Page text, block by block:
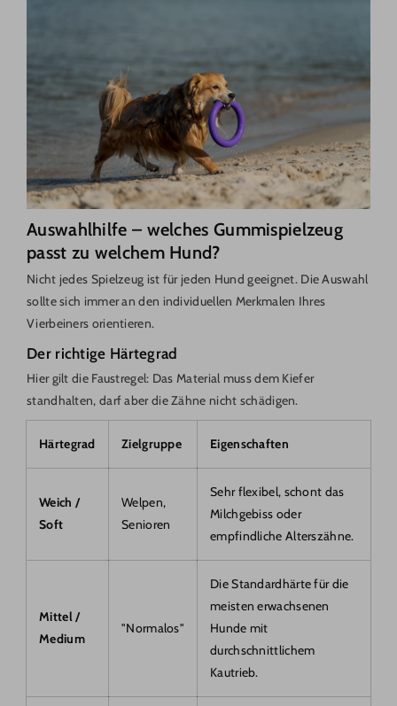
Auswahlhilfe – welches Gummispielzeug
passt zu welchem Hund?
Nicht jedes Spielzeug ist für jeden Hund geeignet. Die Auswahl
sollte sich immer an den individuellen Merkmalen Ihres
Vierbeiners orientieren.
Der richtige Härtegrad
Hier gilt die Faustregel: Das Material muss dem Kiefer
standhalten, darf aber die Zähne nicht schädigen.
Härtegrad Zielgruppe Eigenschaften
Weich /
Soft
Welpen,
Senioren
Sehr flexibel, schont das
Milchgebiss oder
empfindliche Alterszähne.
Mittel /
Medium
"Normalos"
Die Standardhärte für die
meisten erwachsenen
Hunde mit
durchschnittlichem
Kautrieb.